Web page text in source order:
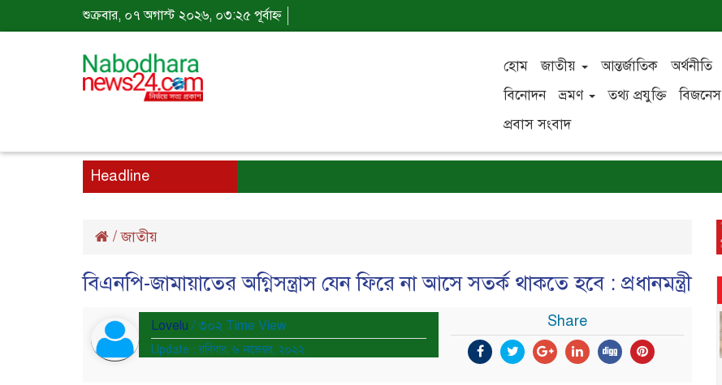
শুক্রবার, ০৭ অগাস্ট ২০২৬, ০৩:২৫ পূর্বাহ্ন
হোম জাতীয় আন্তর্জাতিক অর্থনীতি
বিনোদন
ভ্রমণ তথ্য প্রযুক্তি বিজনেস
প্রবাস সংবাদ
Headline
/জাতীয়
বিএনপি-জামায়াতের অগ্নিসন্ত্রাস যেন ফিরে না আসে সতর্ক থাকতে হবে : প্রধানমন্ত্রী
Lovelu / ৩০২ Time View
Update : রবিবার, ৬ নভেম্বর, ২০২২
Share